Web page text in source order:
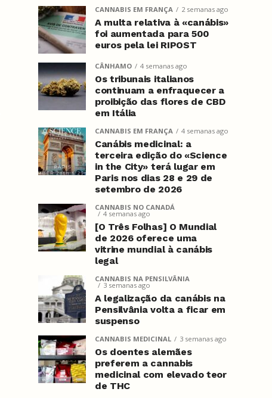
CANNABIS EM FRANÇA 2 semanas ago
A multa relativa à «canábis»
foi aumentada para 500
euros pela lei RIPOST
CÂNHAMO 4 semanas ago
Os tribunais italianos
continuam a enfraquecer a
proibição das flores de CBD
em Itália
CANNABIS EM FRANÇA 4 semanas ago
Canábis medicinal: a
terceira edição do «Science
in the City» terá lugar em
Paris nos dias 28 e 29 de
setembro de 2026
CANNABIS NO CANADÁ
4 semanas ago
[O Três Folhas] O Mundial
de 2026 oferece uma
vitrine mundial à canábis
legal
CANNABIS NA PENSILVÂNIA
3 semanas ago
A legalização da canábis na
Pensilvânia volta a ficar em
suspenso
CANNABIS MEDICINAL 3 semanas ago
Os doentes alemães
preferem a cannabis
medicinal com elevado teor
de THC